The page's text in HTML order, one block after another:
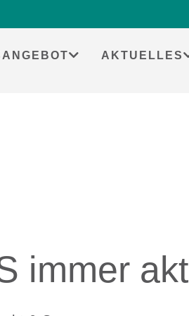
AKTUELLES
immer